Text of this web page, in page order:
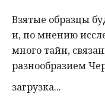
Взятые образцы
и, по мнению
много тайн,
разнообразием
загрузка...